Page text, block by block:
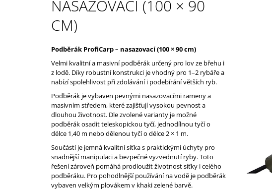
NASAZOVACÍ (100 × 90
CM)
Podběrák ProfiCarp – nasazovací (100 × 90 cm)
Velmi kvalitní a masivní podběrák určený pro lov ze břehu i
z lodě. Díky robustní konstrukci je vhodný pro 1–2 rybáře a
nabízí spolehlivost při zdolávání i podebírání větších ryb.
Podběrák je vybaven pevnými nasazovacími rameny a
masivním středem, které zajišťují vysokou pevnost a
dlouhou životnost. Dle zvolené varianty je možné
podběrák osadit teleskopickou tyčí, jednodílnou tyčí o
délce 1,40 m nebo dělenou tyčí o délce 2 × 1 m.
Součástí je jemná kvalitní síťka s praktickými úchyty pro
snadnější manipulaci a bezpečné vyzvednutí ryby. Toto
řešení zároveň pomáhá prodloužit životnost síťky i celého
podběráku. Pro pohodlnější používání na vodě je podběrák
vybaven velkým plovákem v khaki zelené barvě.
1 790 Kč